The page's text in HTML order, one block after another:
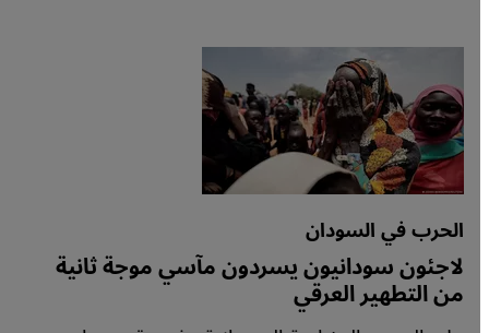
الحرب في السودان
لاجئون سودانيون يسردون مآسي موجة ثانية
من التطهير العرقي